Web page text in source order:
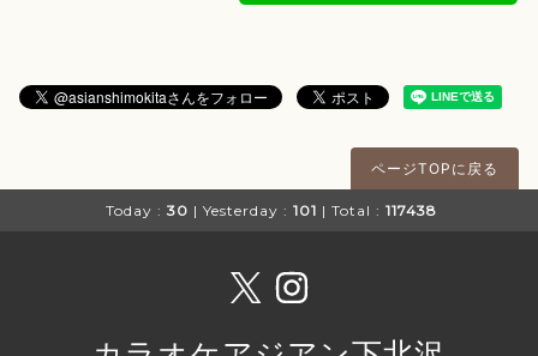
ページTOPに戻る
Today : 30 | Yesterday : 101 | Total : 117438